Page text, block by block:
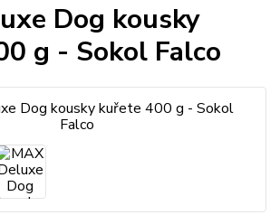
Dog kousky
g - Sokol Falco